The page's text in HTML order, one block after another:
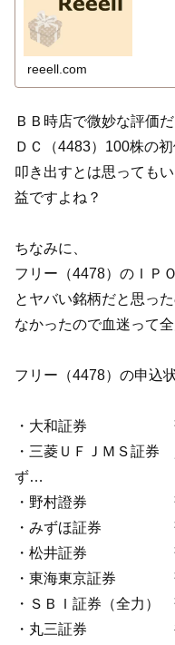
reeell.com
ＢＢ時店で微妙な評価
ＤＣ（4483）100株の
叩き出すとは思っても
益ですよね？
ちなみに、
フリー（4478）のＩＰ
とヤバい銘柄だと思っ
なかったので血迷って
フリー（4478）の申込
・大和証券
・三菱ＵＦＪＭＳ証券
ず…
・野村證券
・みずほ証券
・松井証券
・東海東京証券
・ＳＢＩ証券（全力）
・丸三証券 補欠